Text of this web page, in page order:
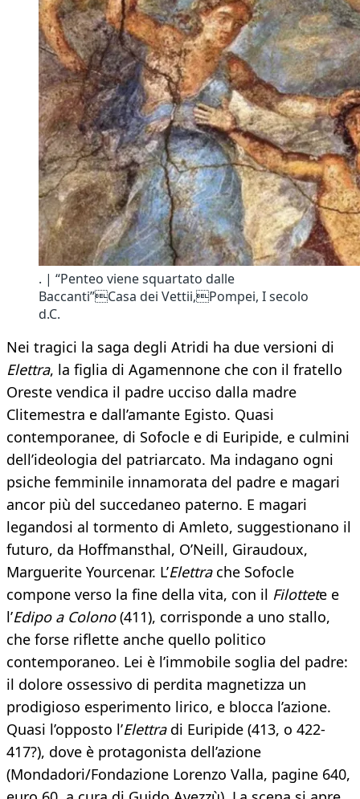
. | “Penteo viene squartato dalle
Baccanti”Casa dei Vettii,Pompei, I secolo
d.C.
Nei tragici la saga degli Atridi ha due versioni di
Elettra, la figlia di Agamennone che con il fratello
Oreste vendica il padre ucciso dalla madre
Clitemestra e dall’amante Egisto. Quasi
contemporanee, di Sofocle e di Euripide, e culmini
dell’ideologia del patriarcato. Ma indagano ogni
psiche femminile innamorata del padre e magari
ancor più del succedaneo paterno. E magari
legandosi al tormento di Amleto, suggestionano il
futuro, da Hoffmansthal, O’Neill, Giraudoux,
Marguerite Yourcenar. L’Elettrache Sofocle
compone verso la fine della vita, con il Filottete e
l’Edipo a Colono(411), corrisponde a uno stallo,
che forse riflette anche quello politico
contemporaneo. Lei è l’immobile soglia del padre:
il dolore ossessivo di perdita magnetizza un
prodigioso esperimento lirico, e blocca l’azione.
Quasi l’opposto l’Elettradi Euripide (413, o 422-
417?), dove è protagonista dell’azione
(Mondadori/Fondazione Lorenzo Valla, pagine 640,